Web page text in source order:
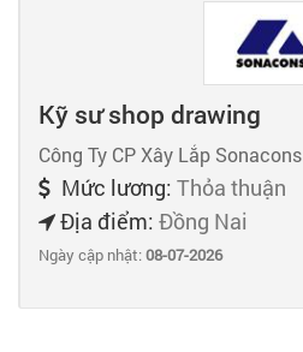
Kỹ sư shop drawing
Công Ty CP Xây Lắp Sonacons
Mức lương: Thỏa thuận
Địa điểm: Đồng Nai
Ngày cập nhật:08-07-2026